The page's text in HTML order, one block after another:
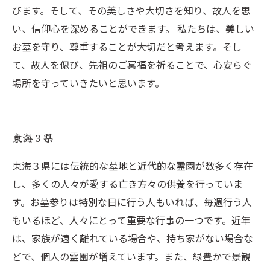
びます。そして、その美しさや大切さを知り、故人を思
い、信仰心を深めることができます。 私たちは、美しい
お墓を守り、尊重することが大切だと考えます。そし
て、故人を偲び、先祖のご冥福を祈ることで、心安らぐ
場所を守っていきたいと思います。
東海３県
東海３県には伝統的な墓地と近代的な霊園が数多く存在
し、多くの人々が愛する亡き方々の供養を行っていま
す。お墓参りは特別な日に行う人もいれば、毎週行う人
もいるほど、人々にとって重要な行事の一つです。近年
は、家族が遠く離れている場合や、持ち家がない場合な
どで、個人の霊園が増えています。また、緑豊かで景観